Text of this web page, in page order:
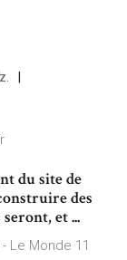
du site de
des
et ...
Le Monde 11